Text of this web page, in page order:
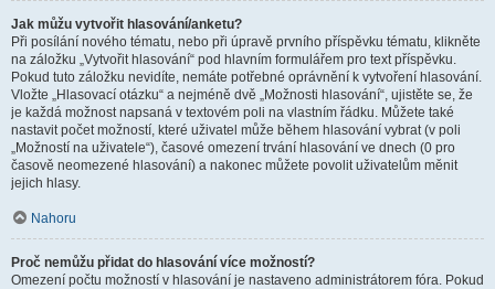
Jak můžu vytvořit hlasování/anketu?
Při posílání nového tématu, nebo při úpravě prvního příspěvku tématu, klikněte
na záložku „Vytvořit hlasování“ pod hlavním formulářem pro text příspěvku.
Pokud tuto záložku nevidíte, nemáte potřebné oprávnění k vytvoření hlasování.
Vložte „Hlasovací otázku“ a nejméně dvě „Možnosti hlasování“, ujistěte se, že
je každá možnost napsaná v textovém poli na vlastním řádku. Můžete také
nastavit počet možností, které uživatel může během hlasování vybrat (v poli
„Možností na uživatele“), časové omezení trvání hlasování ve dnech (0 pro
časově neomezené hlasování) a nakonec můžete povolit uživatelům měnit
jejich hlasy.
Nahoru
Proč nemůžu přidat do hlasování více možností?
Omezení počtu možností v hlasování je nastaveno administrátorem fóra. Pokud